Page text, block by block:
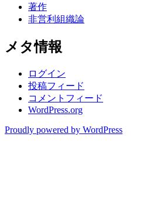
著作
非営利組織論
メタ情報
ログイン
投稿フィード
コメントフィード
WordPress.org
Proudly powered by WordPress